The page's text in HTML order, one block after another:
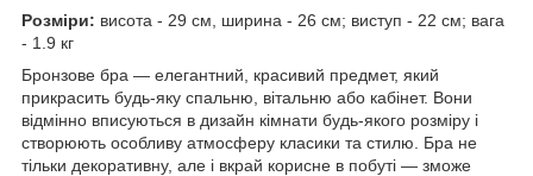
Розміри: висота - 29 см, ширина - 26 см; виступ - 22 см; вага
- 1.9 кг
Бронзове бра — елегантний, красивий предмет, який
прикрасить будь-яку спальню, вітальню або кабінет. Вони
відмінно вписуються в дизайн кімнати будь-якого розміру і
створюють особливу атмосферу класики та стилю. Бра не
тільки декоративну, але і вкрай корисне в побуті — зможе